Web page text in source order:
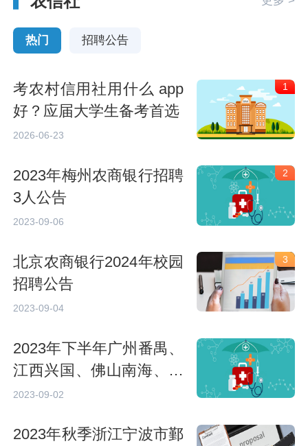
热门 招聘公告
考农村信用社用什么 app
好？应届大学生备考首选
2026-06-23
1
2023年梅州农商银行招聘
3人公告
2023-09-06
2
北京农商银行2024年校园
招聘公告
2023-09-04
3
2023年下半年广州番禺、
江西兴国、佛山南海、深
圳龙华新华村镇银行普通
2023-09-02
2023年秋季浙江宁波市鄞